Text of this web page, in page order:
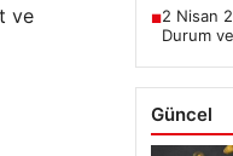
ve
■2 Nisan
Durum
Güncel